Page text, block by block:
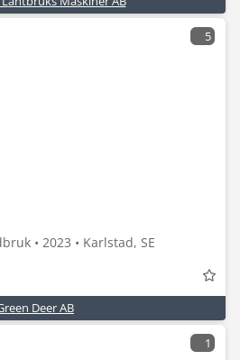
5
• 2023 • Karlstad, SE
Deer AB
1